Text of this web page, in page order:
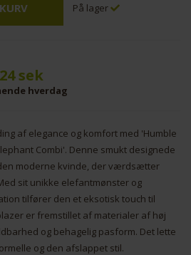
På lager
sek
hverdag
af elegance og komfort med 'Humble
Combi'. Denne smukt designede
moderne kvinde, der værdsætter
sit unikke elefantmønster og
tilfører den et eksotisk touch til
er fremstillet af materialer af høj
og behagelig pasform. Det lette
og den afslappet stil.